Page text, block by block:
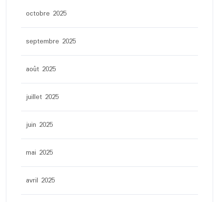
octobre 2025
septembre 2025
août 2025
juillet 2025
juin 2025
mai 2025
avril 2025